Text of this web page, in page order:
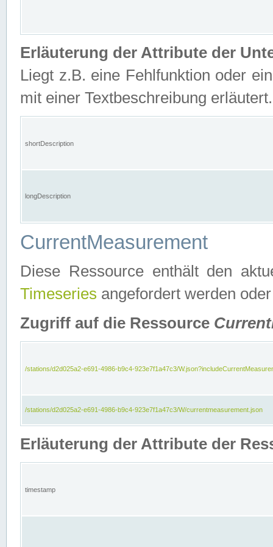
Erläuterung der Attribute der
Liegt z.B. eine Fehlfunktion oder
mit einer Textbeschreibung erläutert.
shortDescription
longDescription
CurrentMeasurement
Diese Ressource enthält den
Timeseries angefordert werden
Zugriff auf die Ressource
/stations/d2d025a2-e691-4986-b9c4-923e7f1a47c3/
/stations/d2d025a2-e691-4986-b9c4-923e7f1a47c3/W/currentmeasurement.json
Erläuterung der Attribute der
timestamp